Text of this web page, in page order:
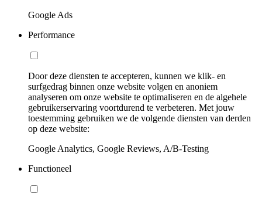
Google Ads
Performance
Door deze diensten te accepteren, kunnen we klik- en
surfgedrag binnen onze website volgen en anoniem
analyseren om onze website te optimaliseren en de algehele
gebruikerservaring voortdurend te verbeteren. Met jouw
toestemming gebruiken we de volgende diensten van derden
op deze website:
Google Analytics, Google Reviews, A/B-Testing
Functioneel